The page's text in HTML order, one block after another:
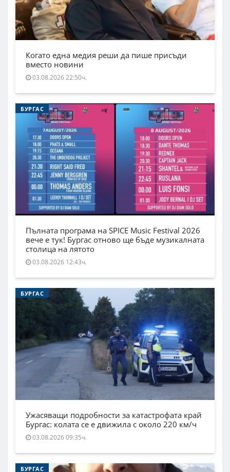
Когато една медия реши да пише присъди
вместо новини
03.08.2026 22:50ч.
БУРГАС
Пълната програма на SPICE Music Festival 2026
вече е тук! Бургас отново ще бъде музикалната
столица на лятото
03.08.2026 12:43ч.
БУРГАС
Ужасяващи подробности за катастрофата край
Бургас: колата се е движила с около 220 км/ч
03.08.2026 09:35ч.
БУРГАС